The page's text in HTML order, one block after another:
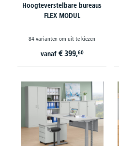
Hoogteverstelbare bureaus
FLEX MODUL
84 varianten om uit te kiezen
vanaf € 399,60